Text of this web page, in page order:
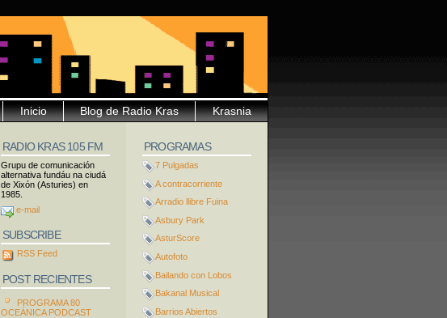
Krasnia
Blog de Radio Kras
Inicio
PROGRAMAS
7 Pulgadas
A contracorriente
Arradio llibre Fuina
Asbury Park
AsturScore
Autofoto
Bailando con Lobos
Bakanal Musical
Barrios Abiertos
RADIO KRAS 105 FM
Grupu de comunicación
alternativa fundáu na ciudá
de Xixón (Asturies) en
1985.
e-mail
SUBSCRIBE
RSS Feed
POST RECIENTES
PROGRAMA 80
OCEÁNICA PODCAST